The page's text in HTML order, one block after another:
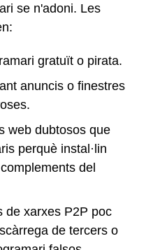
se n'adoni. Les
gratuït o pirata.
anuncis o finestres
web dubtosos que
perquè instal·lin
del
de xarxes P2P poc
de tercers o